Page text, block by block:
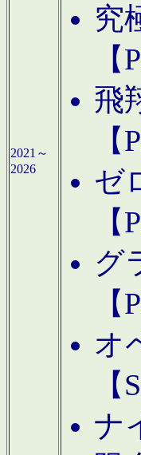
2021～
2026
究
飛
ゼ
グ
オ
ナ